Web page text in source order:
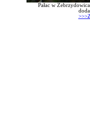
Pałac w